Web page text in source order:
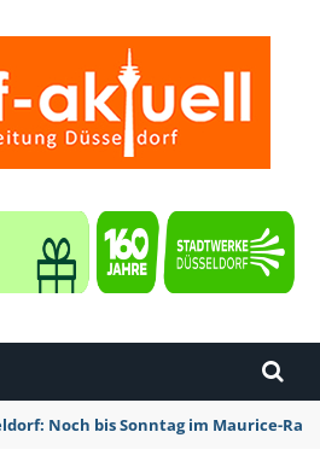
Noch bis Sonntag im Maurice-